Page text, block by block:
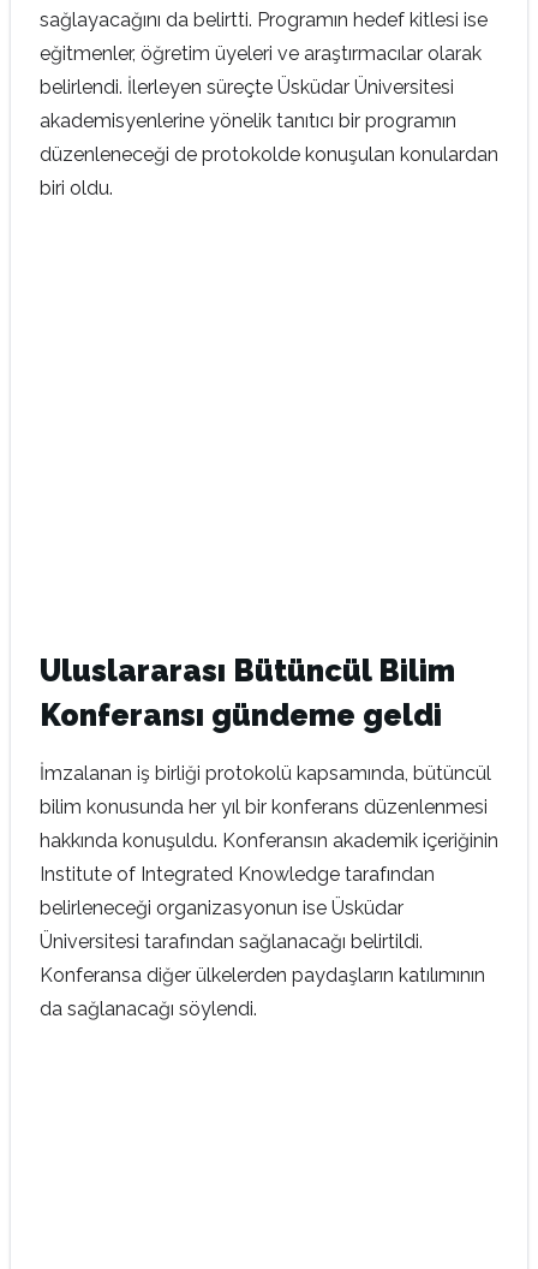
sağlayacağını da belirtti. Programın hedef kitlesi ise
eğitmenler, öğretim üyeleri ve araştırmacılar olarak
belirlendi. İlerleyen süreçte Üsküdar Üniversitesi
akademisyenlerine yönelik tanıtıcı bir programın
düzenleneceği de protokolde konuşulan konulardan
biri oldu.
Uluslararası Bütüncül Bilim
Konferansı gündeme geldi
İmzalanan iş birliği protokolü kapsamında, bütüncül
bilim konusunda her yıl bir konferans düzenlenmesi
hakkında konuşuldu. Konferansın akademik içeriğinin
Institute of Integrated Knowledge tarafından
belirleneceği organizasyonun ise Üsküdar
Üniversitesi tarafından sağlanacağı belirtildi.
Konferansa diğer ülkelerden paydaşların katılımının
da sağlanacağı söylendi.